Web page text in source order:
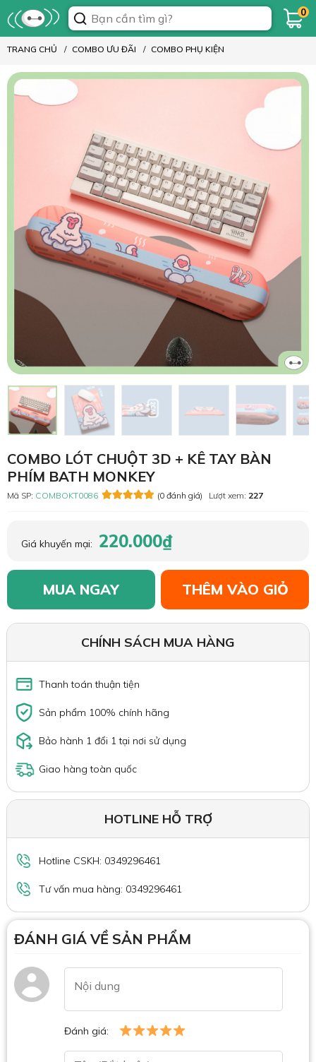
0
TRANG CHỦ COMBO ƯU ĐÃI COMBO PHỤ KIỆN
COMBO LÓT CHUỘT 3D + KÊ TAY BÀN
PHÍM BATH MONKEY
Mã SP: COMBOKT0086 (0 đánh giá) Lượt xem: 227
Giá khuyến mại: 220.000₫
MUA NGAY THÊM VÀO GIỎ
CHÍNH SÁCH MUA HÀNG
Thanh toán thuận tiện
Sản phẩm 100% chính hãng
Bảo hành 1 đổi 1 tại nơi sử dụng
Giao hàng toàn quốc
HOTLINE HỖ TRỢ
Hotline CSKH: 0349296461
Tư vấn mua hàng: 0349296461
ĐÁNH GIÁ VỀ SẢN PHẨM
Đánh giá: